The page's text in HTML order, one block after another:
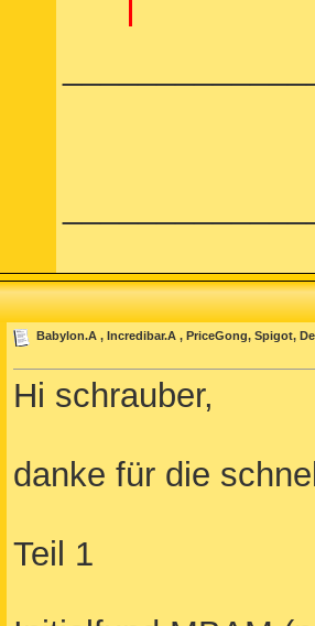
Babylon.A , Incredibar.A , PriceGong, Spigot,
Hi schrauber,
danke für die
Teil 1